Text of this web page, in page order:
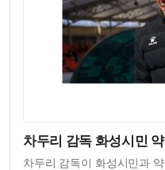
차두리 감독 화성시민
차두리 감독이 화성시민과